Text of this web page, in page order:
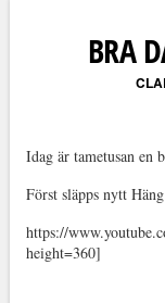
BRA
Idag är tametusan en
Först släpps nytt
https://
height=360]